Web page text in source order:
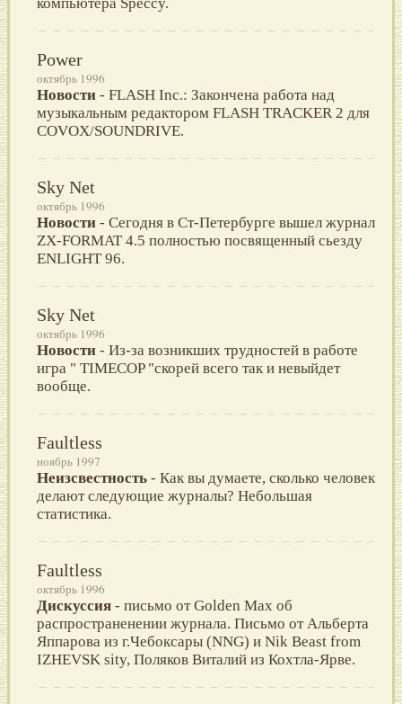
Power
октябрь 1996
Новости - FLASH Inc.: Закончена работа над
музыкальным редактором FLASH TRACKER 2 для
COVOX/SOUNDRIVE.
Sky Net
октябрь 1996
Новости - Сегодня в Ст-Петербурге вышел журнал
ZX-FORMAT 4.5 полностью посвященный сьезду
ENLIGHT 96.
Sky Net
октябрь 1996
Новости - Из-за возникших трудностей в работе
игра " TIMECOP "скорей всего так и невыйдет
вообще.
Faultless
ноябрь 1997
Неизсвестность - Как вы думаете, сколько человек
делают следующие журналы? Небольшая
статистика.
Faultless
октябрь 1996
Дискуссия - письмо от Golden Max об
распространенении журнала. Письмо от Альберта
Яппарова из г.Чебоксары (NNG) и Nik Beast from
IZHEVSK sity, Поляков Виталий из Кохтла-Ярве.